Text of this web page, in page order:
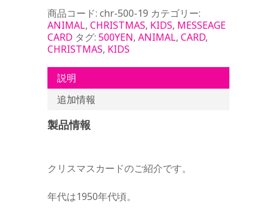
商品コード: chr-500-19 カテゴリー:
ANIMAL, CHRISTMAS, KIDS, MESSEAGE
CARD タグ: 500YEN, ANIMAL, CARD,
CHRISTMAS, KIDS
説明
追加情報
製品情報
クリスマスカードのご紹介です。
年代は1950年代頃。